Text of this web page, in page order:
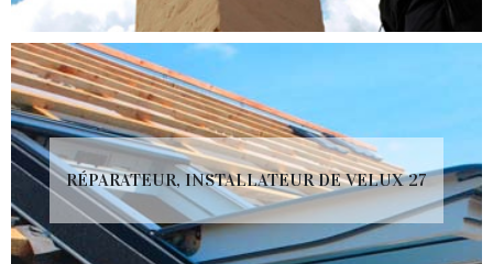
RÉPARATEUR, INSTALLATEUR DE VELUX 27